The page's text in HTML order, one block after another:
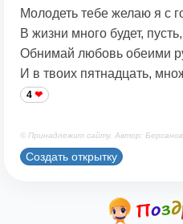
Молодеть тебе желаю я с
В жизни много будет,
Обнимай любовь обеими
И в твоих пятнадцать,
4
© Принадлежит сайту. Автор:
Создать открытку